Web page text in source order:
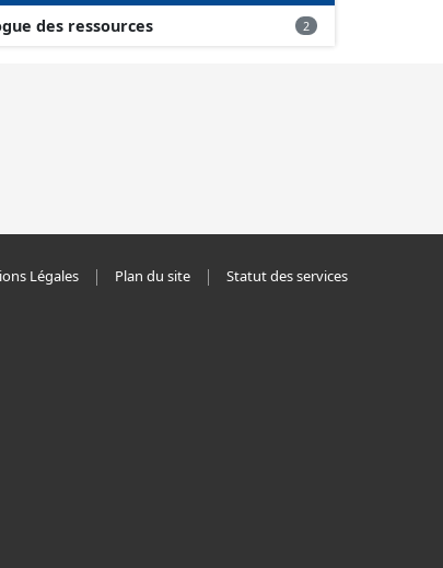
des ressources 2
Légales Plan du site Statut des services